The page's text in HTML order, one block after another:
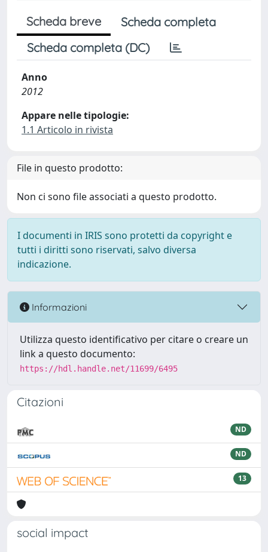
Scheda breve
Scheda completa
Scheda completa (DC)
Anno
2012
Appare nelle tipologie:
1.1 Articolo in rivista
File in questo prodotto:
Non ci sono file associati a questo prodotto.
I documenti in IRIS sono protetti da copyright e
tutti i diritti sono riservati, salvo diversa
indicazione.
Informazioni
Utilizza questo identificativo per citare o creare un
link a questo documento:
https://hdl.handle.net/11699/6495
Citazioni
ND
ND
13
social impact